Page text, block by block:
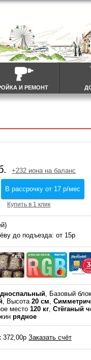
И РЕМОНТ
+232 иона на баланс
В рассрочку от 17 р/мес
Купить в 1 клик
до подъезда: от 15р
, Базовый
, Высота20 см,
место120 кг,Стёганый
рядное
372,00рЗаказать счёт